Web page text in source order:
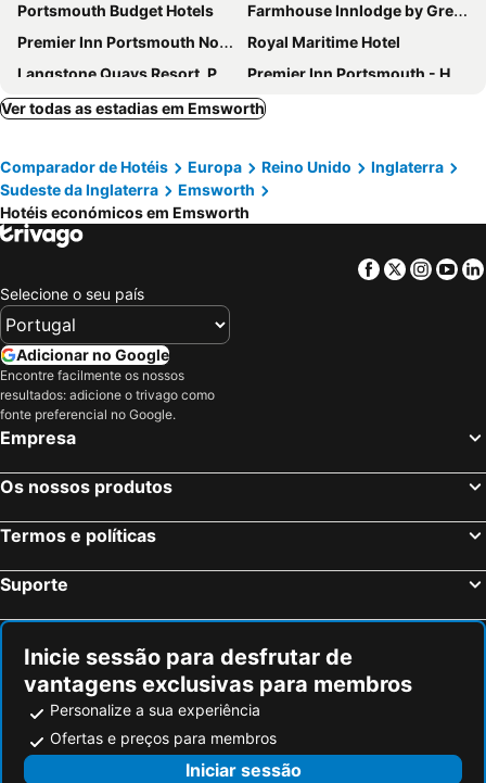
Portsmouth Budget Hotels
Farmhouse Innlodge by Greene King Inns
Premier Inn Portsmouth North Harbour
Royal Maritime Hotel
Langstone Quays Resort, Portsmouth
Premier Inn Portsmouth - Havant
Holiday Inn Express Portsmouth - North By Ihg
Travelodge Portsmouth
Village Hotel Portsmouth
Premier Inn Portsmouth Port Solent
Premier Inn Chichester
The White Horse
Travelodge Portsmouth City Centre
The Queens Hotel
The Emsworth Hotel
Linden House
Travelodge Chichester Central
Orchard Road
G Boutique Hotel
Premier Inn Portsmouth City Centre
Stattons Boutique Hotel & Restaurant
Travelodge Gosport
The Bridgemary Manor Hotel
Ver todas as estadias em Emsworth
Comparador de Hotéis Europa Reino Unido
Inglaterra
Sudeste da Inglaterra
Emsworth
Hotéis económicos em Emsworth
Facebook
Twitter
Selecione o seu país
Adicionar no Google
Encontre facilmente os nossos
resultados: adicione o trivago como
fonte preferencial no Google.
Empresa
Os nossos produtos
Termos e políticas
Suporte
Inicie sessão para desfrutar de
vantagens exclusivas para membros
Personalize a sua experiência
Ofertas e preços para membros
Iniciar sessão